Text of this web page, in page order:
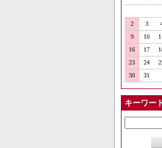
2
3
9
10
16
17
23
24
30
31
キーワー